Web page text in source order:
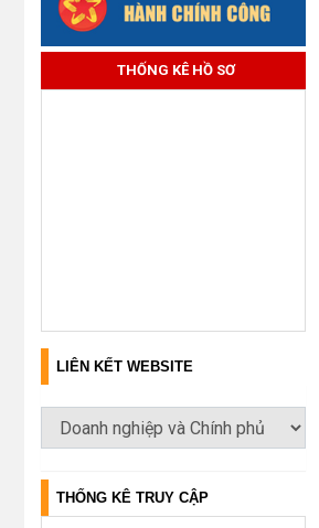
THỐNG KÊ HỒ SƠ
LIÊN KẾT WEBSITE
THỐNG KÊ TRUY CẬP